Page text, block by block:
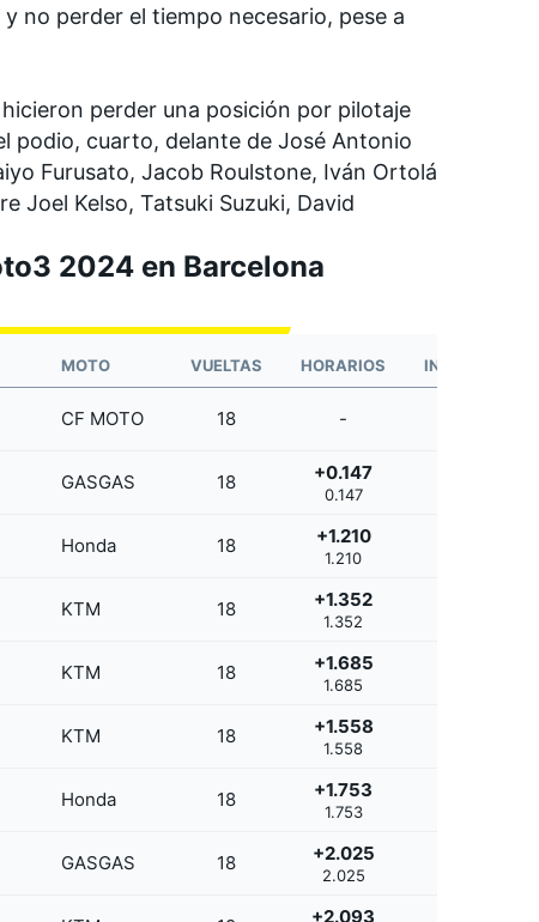
no perder el tiempo necesario, pese a
perder una posición por pilotaje
podio, cuarto, delante de José Antonio
Furusato, Jacob Roulstone, Iván Ortolá
Joel Kelso, Tatsuki Suzuki, David
2024 en Barcelona
MOTO VUELTAS HORARIOS INTERVALO
CF MOTO 18 -
GASGAS 18 +0.147
0.147
Honda 18 +1.210
1.210
KTM 18 +1.352
1.352
KTM 18 +1.685
1.685
KTM 18 +1.558
1.558
Honda 18 +1.753
1.753
GASGAS 18 +2.025
2.025
+2.093